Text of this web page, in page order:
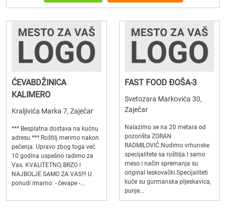
ĆEVABDŽINICA
KALIMERO
Kraljivića Marka 7, Zaječar
*** Besplatna dostava na kućnu
adresu *** Roštilj merimo nakon
pečenja. Upravo zbog toga već
10 godina uspešno radimo za
Vas. KVALITETNO, BRZO I
NAJBOLJE SAMO ZA VAS!!! U
ponudi imamo: - ćevape -...
FAST FOOD ĐOŠA-3
Svetozara Markovića 30,
Zaječar
Nalazimo se na 20 metara od
pozorišta ZORAN
RADMILOVIĆ.Nudimo vrhunske
specijalitete sa roštilja.I samo
meso i način spremanja su
original leskovački.Specijaliteti
kuće su gurmanska pljeskavica,
punje...